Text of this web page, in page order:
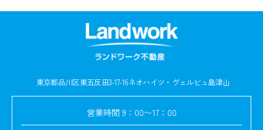
東京都品川区東五反田3-17-16ネオハイツ・ヴェルビュ島津山
営業時間 9：00〜17：00